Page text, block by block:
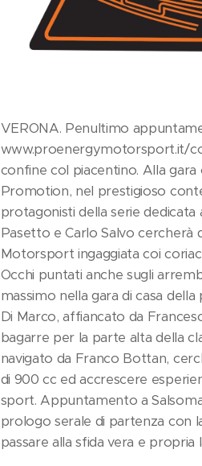
VERONA. Penultimo
www.proenergymotorsport.it/
confine col piacentino. Alla gara
Promotion, nel prestigioso
protagonisti della serie
Pasetto e Carlo Salvo cercherà
Motorsport ingaggiata coi
Occhi puntati anche sugli
massimo nella gara di casa
Di Marco, affiancato da
bagarre per la parte alta della
navigato da Franco Bottan,
di 900 cc ed accrescere
sport. Appuntamento a
prologo serale di partenza con
passare alla sfida vera e